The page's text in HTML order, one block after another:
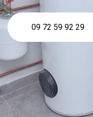
09 72 59 92 29